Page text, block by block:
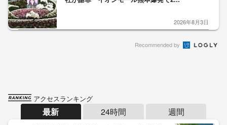
2026年8月3日
Recommended by
アクセスランキング
最新 24時間 週間